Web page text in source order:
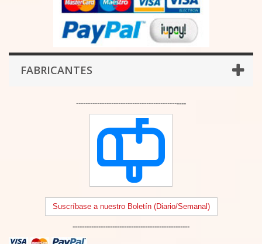
FABRICANTES
-----------------------------------------------
Suscríbase a nuestro Boletín (Diario/Semanal)
--------------------------------------------------